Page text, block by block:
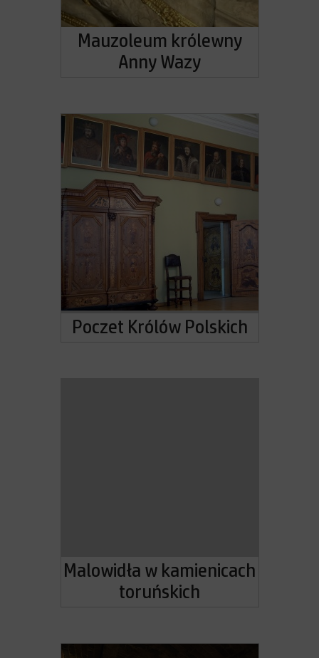
Mauzoleum królewny
Anny Wazy
Poczet Królów Polskich
Malowidła w kamienicach
toruńskich